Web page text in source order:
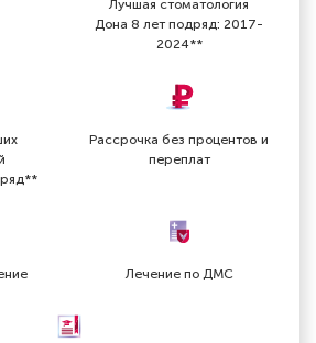
Лучшая стоматология
Дона 8 лет подряд: 2017-
2024**
Рассрочка без процентов и
переплат
Лечение по ДМС